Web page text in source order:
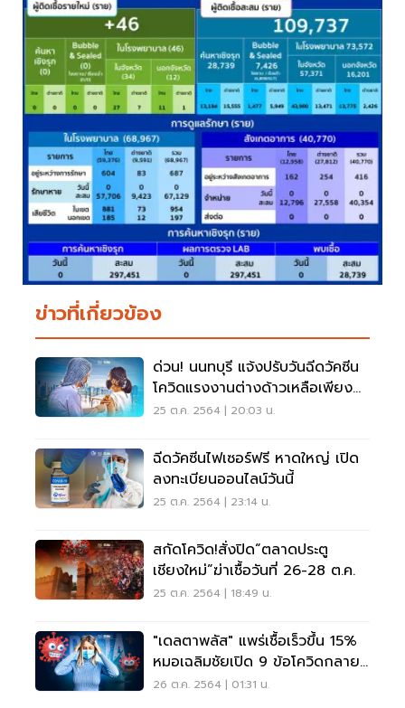
ข่าวที่เกี่ยวข้อง
ด่วน! นนทบุรี แจ้งปรับวันฉีดวัคซีน
โควิดแรงงานต่างด้าวเหลือเพียง
29-30 ต.ค.
25 ต.ค. 2564 | 20:03 น.
ฉีดวัคซีนไฟเซอร์ฟรี หาดใหญ่ เปิด
ลงทะเบียนออนไลน์วันนี้
25 ต.ค. 2564 | 23:14 น.
สกัดโควิด!สั่งปิด“ตลาดประตู
เชียงใหม่”ฆ่าเชื้อวันที่ 26-28 ต.ค.
25 ต.ค. 2564 | 18:49 น.
"เดลตาพลัส" แพร่เชื้อเร็วขึ้น 15%
หมอเฉลิมชัยเปิด 9 ข้อโควิดกลาย
พันธุ์
26 ต.ค. 2564 | 01:31 น.